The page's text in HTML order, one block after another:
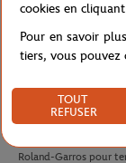
WILSON
Roland-Garros pour
cookies en
Pour en savoir
tiers, vous
TOUT
REFUSER